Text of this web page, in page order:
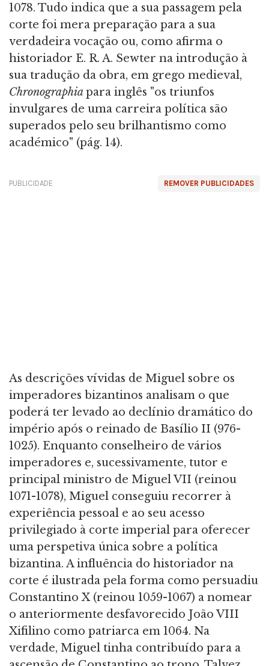
1078. Tudo indica que a sua passagem pela
corte foi mera preparação para a sua
verdadeira vocação ou, como afirma o
historiador E. R. A. Sewter na introdução à
sua tradução da obra, em grego medieval,
Chronographiapara inglês "os triunfos
invulgares de uma carreira política são
superados pelo seu brilhantismo como
académico" (pág. 14).
REMOVER PUBLICIDADES
PUBLICIDADE
As descrições vívidas de Miguel sobre os
imperadores bizantinos analisam o que
poderá ter levado ao declínio dramático do
império após o reinado de Basílio II (976-
1025). Enquanto conselheiro de vários
imperadores e, sucessivamente, tutor e
principal ministro de Miguel VII (reinou
1071-1078), Miguel conseguiu recorrer à
experiência pessoal e ao seu acesso
privilegiado à corte imperial para oferecer
uma perspetiva única sobre a política
bizantina. A influência do historiador na
corte é ilustrada pela forma como persuadiu
Constantino X (reinou 1059-1067) a nomear
o anteriormente desfavorecido João VIII
Xifilino como patriarca em 1064. Na
verdade, Miguel tinha contribuído para a